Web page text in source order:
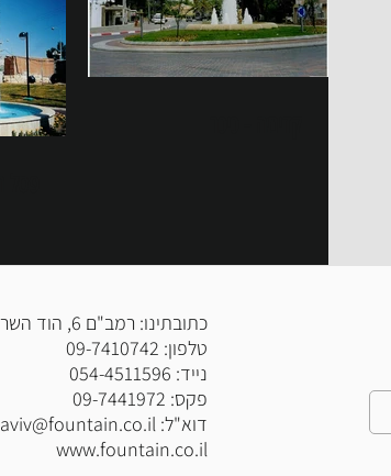
כתובתינו: רמב"ם 6, הוד השרון
טלפון: 09-7410742
נייד: 054-4511596
פקס: 09-7441972
דוא"ל: aviv@fountain.co.il
www.fountain.co.il